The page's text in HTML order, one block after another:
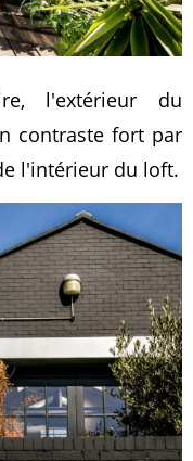
l'extérieur du
contraste fort par
l'intérieur du loft.